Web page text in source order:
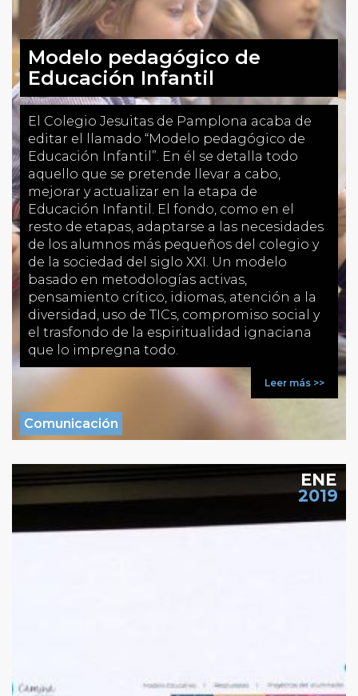
Modelo pedagógico de
Educación Infantil
El Colegio Jesuitas de Pamplona acaba de
editar el llamado “Modelo pedagógico de
Educación Infantil”. En él se detalla todo
aquello que se pretende llevar a cabo,
mejorar y actualizar en la etapa de
Educación Infantil. El fondo, como en el
resto de etapas, adaptarse a las necesidades
de los alumnos más pequeños del colegio y
de la sociedad del siglo XXI. Un modelo
basado en metodologías activas,
pensamiento crítico, idiomas, atención a la
diversidad, uso de TICs, compromiso social y
el trasfondo de la espiritualidad ignaciana
que lo impregna todo.
Leer más >>
Comunicación
ENE
2019